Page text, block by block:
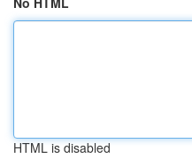
HTML is disabled